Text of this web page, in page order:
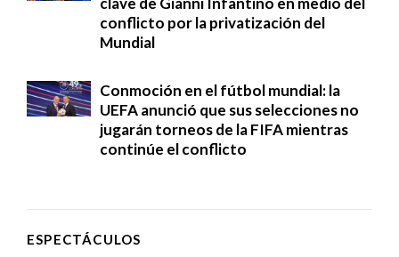
conflicto por la privatización del
Mundial
Conmoción en el fútbol mundial: la
UEFA anunció que sus selecciones no
jugarán torneos de la FIFA mientras
continúe el conflicto
ESPECTÁCULOS